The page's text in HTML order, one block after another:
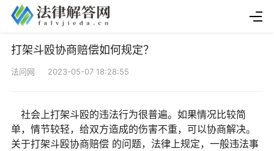
打架斗殴协商赔偿如何规定？
法问网 2023-05-07 18:28:55
社会上打架斗殴的违法行为很普遍。如果情况比较简
单，情节较轻，给双方造成的伤害不重，可以协商解决。
关于打架斗殴协商赔偿 的问题，法律上规定，一般违法事